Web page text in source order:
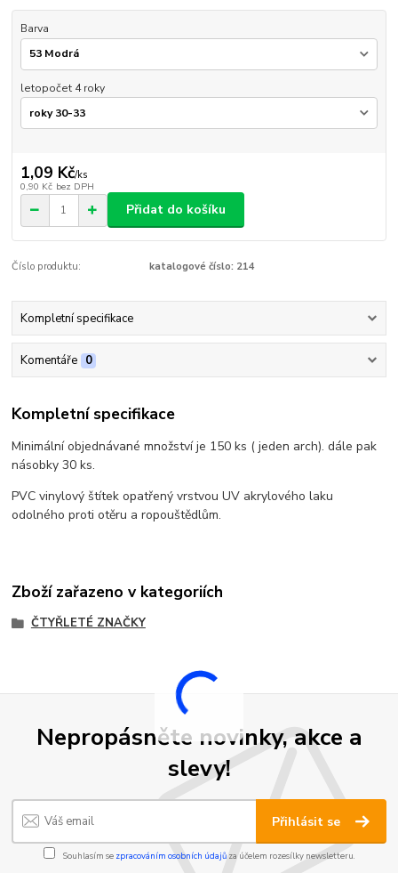
Barva
letopočet 4 roky
1,09 Kč/ks
0,90 Kč bez DPH
Přidat do košíku
Číslo produktu: katalogové číslo: 214
Kompletní specifikace
Komentáře 0
Kompletní specifikace
Minimální objednávané množství je 150 ks ( jeden arch). dále pak
násobky 30 ks.
PVC vinylový štítek opatřený vrstvou UV akrylového laku
odolného proti otěru a ropouštědlům.
Zboží zařazeno v kategoriích
ČTYŘLETÉ ZNAČKY
Nepropásněte novinky, akce a
slevy!
Přihlásit se
Souhlasím se zpracováním osobních údajůza účelem rozesílky newsletteru.